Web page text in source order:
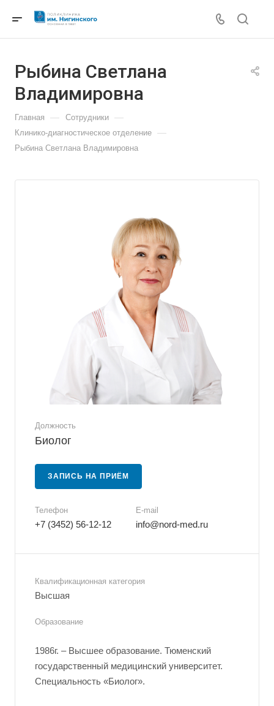
Рыбина Светлана
Владимировна
Главная — Сотрудники —
Клинико-диагностическое отделение —
Рыбина Светлана Владимировна
Должность
Биолог
ЗАПИСЬ НА ПРИЁМ
Телефон
+7 (3452) 56-12-12
E-mail
info@nord-med.ru
Квалификационная категория
Высшая
Образование
1986г. – Высшее образование. Тюменский
государственный медицинский университет.
Специальность «Биолог».